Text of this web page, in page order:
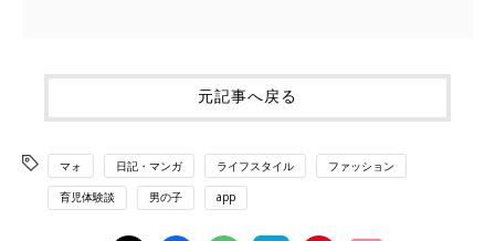
元記事へ戻る
マォ 日記・マンガ ライフスタイル ファッション
育児体験談 男の子 app